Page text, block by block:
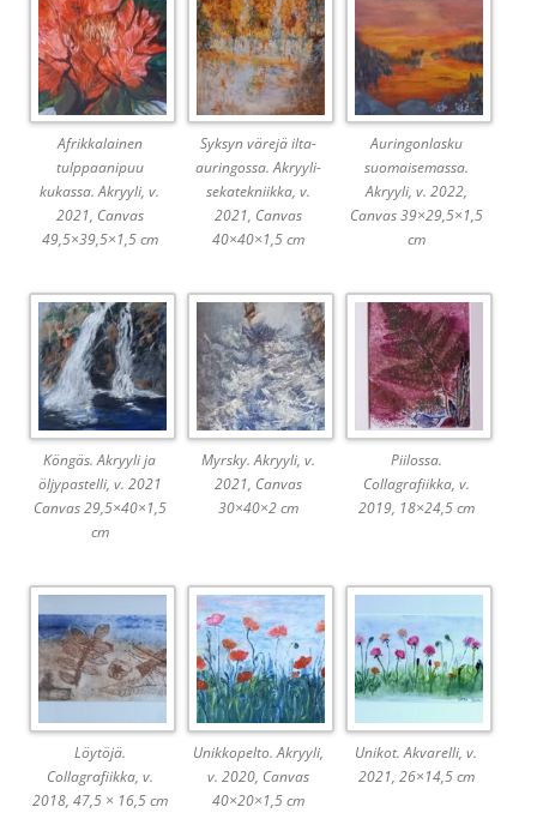
Afrikkalainen
tulppaanipuu
kukassa. Akryyli, v.
2021, Canvas
49,5×39,5×1,5 cm
Syksyn värejä ilta-
auringossa. Akryyli-
sekatekniikka, v.
2021, Canvas
40×40×1,5 cm
Auringonlasku
suomaisemassa.
Akryyli, v. 2022,
Canvas 39×29,5×1,5
cm
Köngäs. Akryyli ja
öljypastelli, v. 2021
Canvas 29,5×40×1,5
cm
Myrsky. Akryyli, v.
2021, Canvas
30×40×2 cm
Piilossa.
Collagrafiikka, v.
2019, 18×24,5 cm
Löytöjä.
Collagrafiikka, v.
2018, 47,5 × 16,5 cm
Unikkopelto. Akryyli,
v. 2020, Canvas
40×20×1,5 cm
Unikot. Akvarelli, v.
2021, 26×14,5 cm